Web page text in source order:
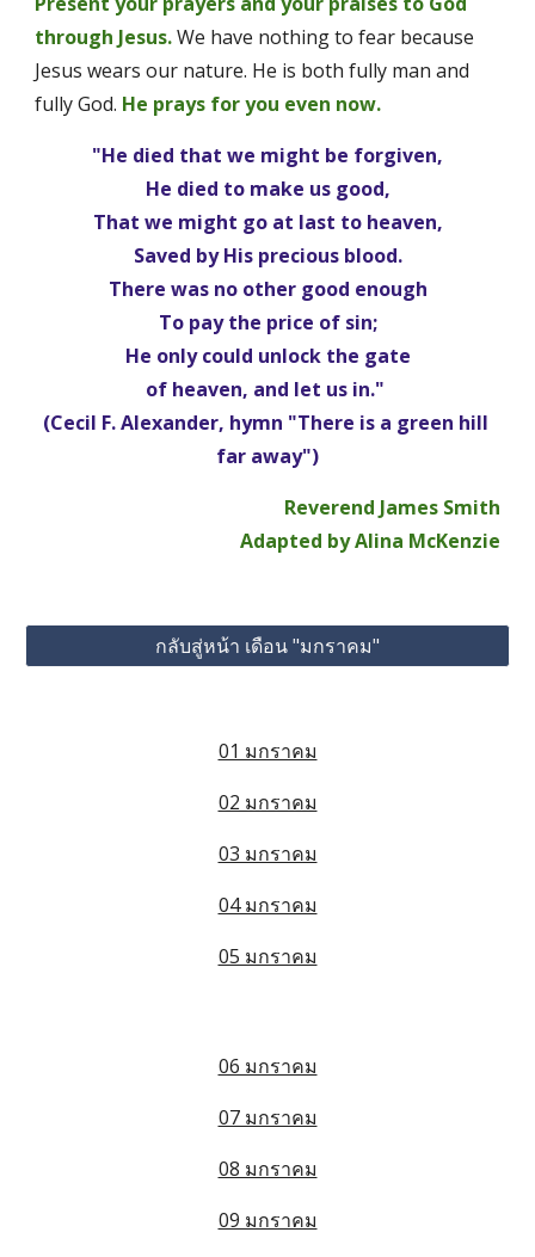
through Jesus. We have nothing to fear because
Jesus wears our nature. He is both fully man and
fully God. He prays for you even now.
"He died that we might be forgiven,
He died to make us good,
That we might go at last to heaven,
Saved by His precious blood.
There was no other good enough
To pay the price of sin;
He only could unlock the gate
of heaven, and let us in."
(Cecil F. Alexander, hymn "There is a green hill
far away")
Reverend James Smith
Adapted by Alina McKenzie
กลับสู่หน้า เดือน "มกราคม"
01 มกราคม
02 มกราคม
03 มกราคม
04 มกราคม
05 มกราคม
06 มกราคม
07 มกราคม
08 มกราคม
09 มกราคม